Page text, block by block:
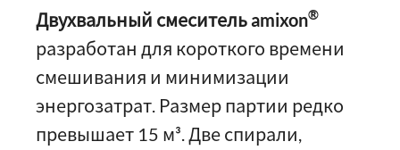
Двухвальный смеситель amixon®
разработан для короткого времени
смешивания и минимизации
энергозатрат. Размер партии редко
превышает 15 м³. Две спирали,